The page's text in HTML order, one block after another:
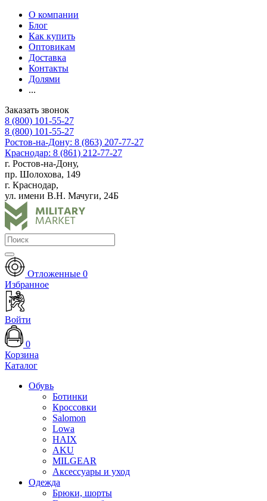
О компании
Блог
Как купить
Оптовикам
Доставка
Контакты
Долями
...
Заказать звонок
8 (800) 101-55-27
8 (800) 101-55-27
Ростов-на-Дону: 8 (863) 207-77-27
Краснодар: 8 (861) 212-77-27
г. Ростов-на-Дону,
пр. Шолохова, 149
г. Краснодар,
ул. имени В.Н. Мачуги, 24Б
Отложенные 0
Избранное
Войти
0
Корзина
Каталог
Обувь
Ботинки
Кроссовки
Salomon
Lowa
HAIX
AKU
MILGEAR
Аксессуары и уход
Одежда
Брюки, шорты